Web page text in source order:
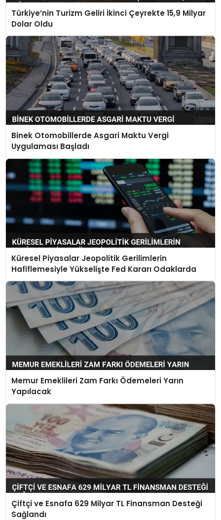
Türkiye’nin Turizm Geliri İkinci Çeyrekte 15,9 Milyar
Dolar Oldu
Binek Otomobillerde Asgari Maktu Vergi
Uygulaması Başladı
Küresel Piyasalar Jeopolitik Gerilimlerin
Hafiflemesiyle Yükselişte Fed Kararı Odaklarda
Memur Emeklileri Zam Farkı Ödemeleri Yarın
Yapılacak
Çiftçi ve Esnafa 629 Milyar TL Finansman Desteği
Sağlandı